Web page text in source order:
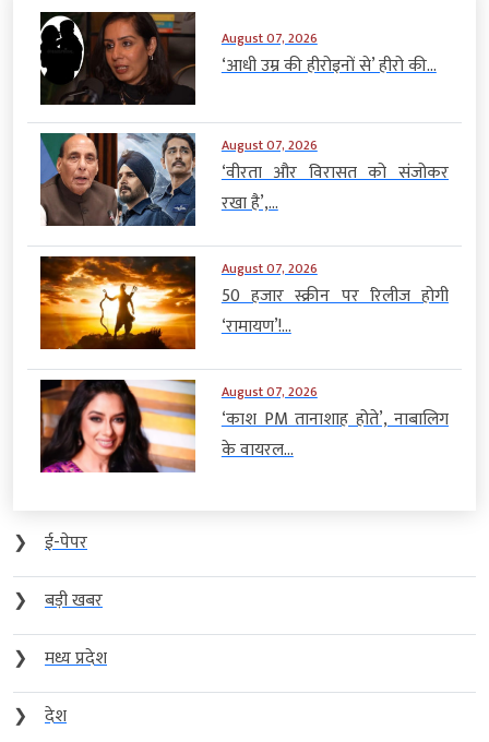
August 07, 2026
‘आधी उम्र की हीरोइनों से’ हीरो की...
August 07, 2026
‘वीरता और विरासत को संजोकर
रखा है’,...
August 07, 2026
50 हजार स्क्रीन पर रिलीज होगी
‘रामायण’!...
August 07, 2026
‘काश PM तानाशाह होते’, नाबालिग
के वायरल...
❯
ई-पेपर
❯
बड़ी खबर
❯
मध्य प्रदेश
❯
देश